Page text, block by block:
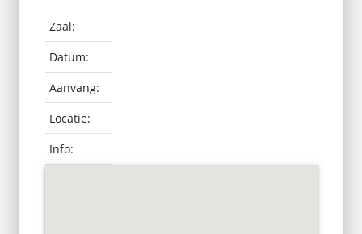
Zaal:
Datum:
Aanvang:
Locatie:
Info: